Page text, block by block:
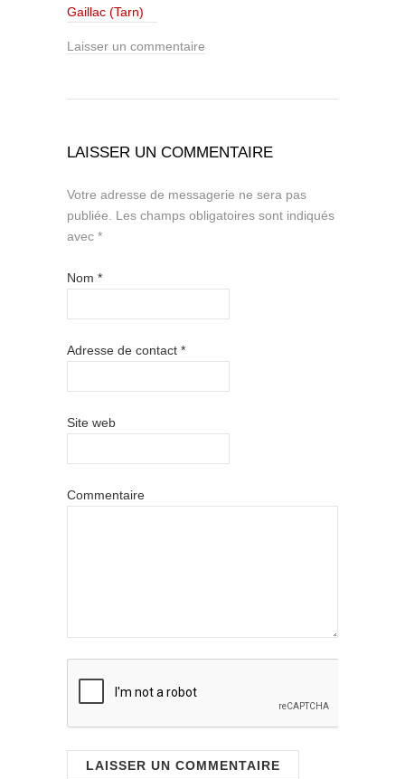
Gaillac (Tarn)
Laisser un commentaire
LAISSER UN COMMENTAIRE
Votre adresse de messagerie ne sera pas
publiée.
Les champs obligatoires sont indiqués
avec *
Nom *
Adresse de contact *
Site web
Commentaire